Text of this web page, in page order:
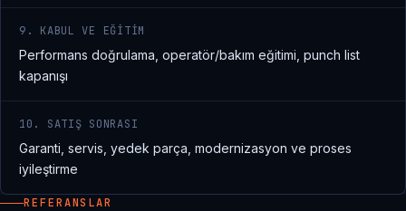
9. KABUL VE EĞITIM
Performans doğrulama, operatör/bakım eğitimi, punch list
kapanışı
10. SATIŞ SONRASI
Garanti, servis, yedek parça, modernizasyon ve proses
iyileştirme
REFERANSLAR